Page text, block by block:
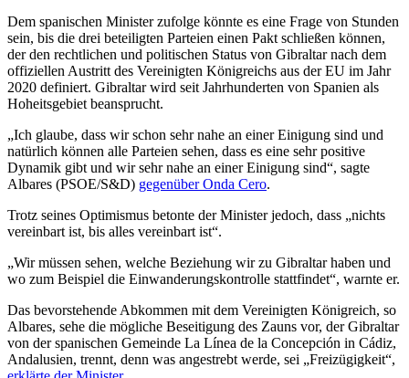
Dem spanischen Minister zufolge könnte es eine Frage von Stunden
sein, bis die drei beteiligten Parteien einen Pakt schließen können,
der den rechtlichen und politischen Status von Gibraltar nach dem
offiziellen Austritt des Vereinigten Königreichs aus der EU im Jahr
2020 definiert. Gibraltar wird seit Jahrhunderten von Spanien als
Hoheitsgebiet beansprucht.
„Ich glaube, dass wir schon sehr nahe an einer Einigung sind und
natürlich können alle Parteien sehen, dass es eine sehr positive
Dynamik gibt und wir sehr nahe an einer Einigung sind“, sagte
Albares (PSOE/S&D) gegenüber Onda Cero.
Trotz seines Optimismus betonte der Minister jedoch, dass „nichts
vereinbart ist, bis alles vereinbart ist“.
„Wir müssen sehen, welche Beziehung wir zu Gibraltar haben und
wo zum Beispiel die Einwanderungskontrolle stattfindet“, warnte er.
Das bevorstehende Abkommen mit dem Vereinigten Königreich, so
Albares, sehe die mögliche Beseitigung des Zauns vor, der Gibraltar
von der spanischen Gemeinde La Línea de la Concepción in Cádiz,
Andalusien, trennt, denn was angestrebt werde, sei „Freizügigkeit“,